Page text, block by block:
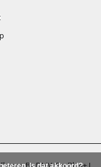
By DMWSxPlus+ |